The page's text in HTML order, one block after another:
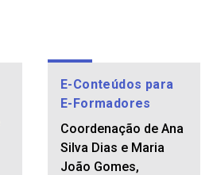
E-Conteúdos para
E-Formadores
Coordenação de Ana
Silva Dias e Maria
João Gomes,